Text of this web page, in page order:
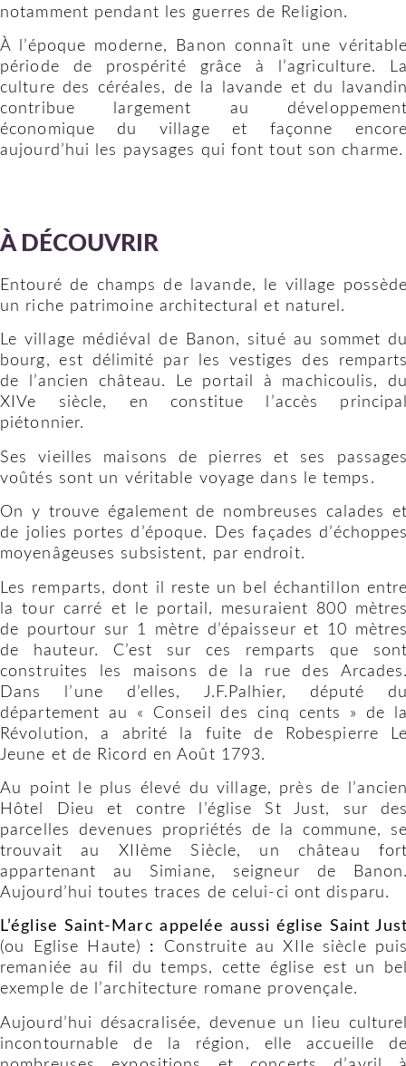
notamment pendant les guerres de Religion.
À l’époque moderne, Banon connaît une
période de prospérité grâce à l’agriculture.
culture des céréales, de la lavande et du
contribue largement au
économique du village et façonne
aujourd’hui les paysages qui font tout son charme.
À DÉCOUVRIR
Entouré de champs de lavande, le village
un riche patrimoine architectural et naturel.
Le village médiéval de Banon, situé au sommet
bourg, est délimité par les vestiges des
de l’ancien château. Le portail à machicoulis,
XIVe siècle, en constitue l’accès
piétonnier.
Ses vieilles maisons de pierres et ses
voûtés sont un véritable voyage dans le temps.
On y trouve également de nombreuses calades
de jolies portes d’époque. Des façades
moyenâgeuses subsistent, par endroit.
Les remparts, dont il reste un bel échantillon
la tour carré et le portail, mesuraient 800
de pourtour sur 1 mètre d’épaisseur et 10
de hauteur. C’est sur ces remparts que
construites les maisons de la rue des
Dans l’une d’elles, J.F.Palhier, député
département au « Conseil des cinq cents » de
Révolution, a abrité la fuite de Robespierre
Jeune et de Ricord en Août 1793.
Au point le plus élevé du village, près de
Hôtel Dieu et contre l’église St Just, sur
parcelles devenues propriétés de la commune,
trouvait au XIIème Siècle, un château
appartenant au Simiane, seigneur de
Aujourd’hui toutes traces de celui-ci ont disparu.
L’église Saint-Marc appelée aussi église Saint
(ou Eglise Haute)
: Construite au XIIe siècle
remaniée au fil du temps, cette église est un
exemple de l’architecture romane provençale.
Aujourd’hui désacralisée, devenue un lieu
incontournable de la région, elle accueille